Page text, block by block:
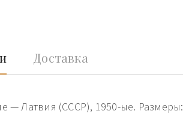
Доставка
— Латвия (СССР), 1950-ые. Размеры: